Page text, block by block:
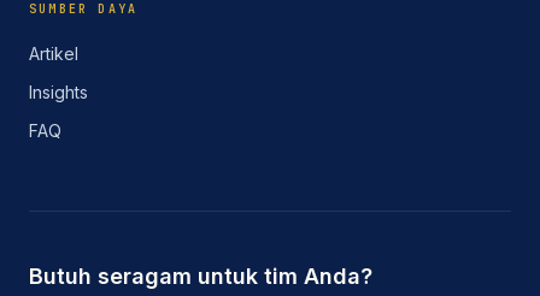
SUMBER DAYA
Artikel
Insights
FAQ
Butuh seragam untuk tim Anda?